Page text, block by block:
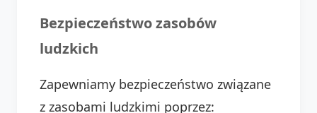
Bezpieczeństwo zasobów
ludzkich
Zapewniamy bezpieczeństwo związane
z zasobami ludzkimi poprzez: